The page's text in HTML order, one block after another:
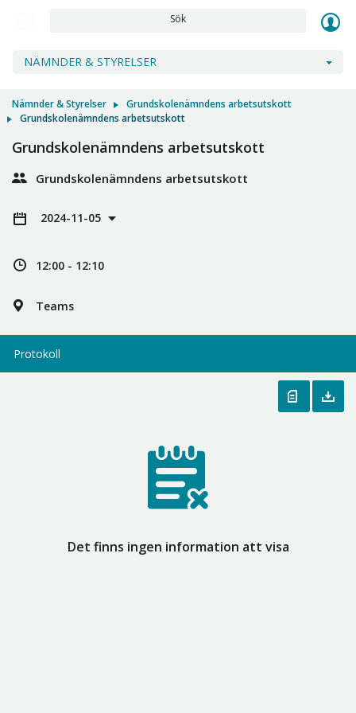
Sök
NÄMNDER & STYRELSER
Nämnder & Styrelser
Grundskolenämndens arbetsutskott
Grundskolenämndens arbetsutskott
Grundskolenämndens arbetsutskott
Grundskolenämndens arbetsutskott
2024-11-05
12:00 - 12:10
Teams
Protokoll
Det finns ingen information att visa